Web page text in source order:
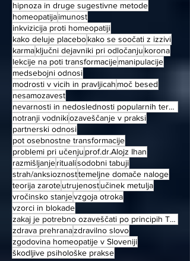
hipnoza in druge sugestivne metode
homeopatijaimunost
inkvizicija proti homeopatiji
kako deluje placebokako se soočati z izzivi
karmaključni dejavniki pri odločanju korona
lekcije na poti transformacijemanipulacije
medsebojni odnosi
modrosti v vicih in pravljicah moč besed
nesamozavest
nevarnosti in nedoslednosti popularnih terapjiskih metod
notranji vodnikiozaveščanje v praksi
partnerski odnosi
pot osebnostne transformacije
problemi pri učenju prof.dr.Alojz Ihan
razmišljanjeritualisodobni tabuji
strah/anksioznosttemeljne domače naloge
teorija zaroteutrujenostučinek metulja
vročinsko stanjevzgoja otroka
vzorci in blokade
zakaj je potrebno ozaveščati po principih TOT
zdrava prehranazdravilno slovo
zgodovina homeopatije v Sloveniji
škodljive psihološke prakse